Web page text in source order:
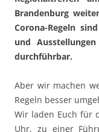
Brandenburg
Corona-Regeln
und
durchführbar.
Aber wir machen
Regeln besser
Wir laden Euch für
Uhr, zu einer